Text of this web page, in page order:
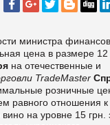
министра финансов
цена в размере 12
на отечественные и
TradeMaster
розничные
равного отношения к
на уровне 15 грн.